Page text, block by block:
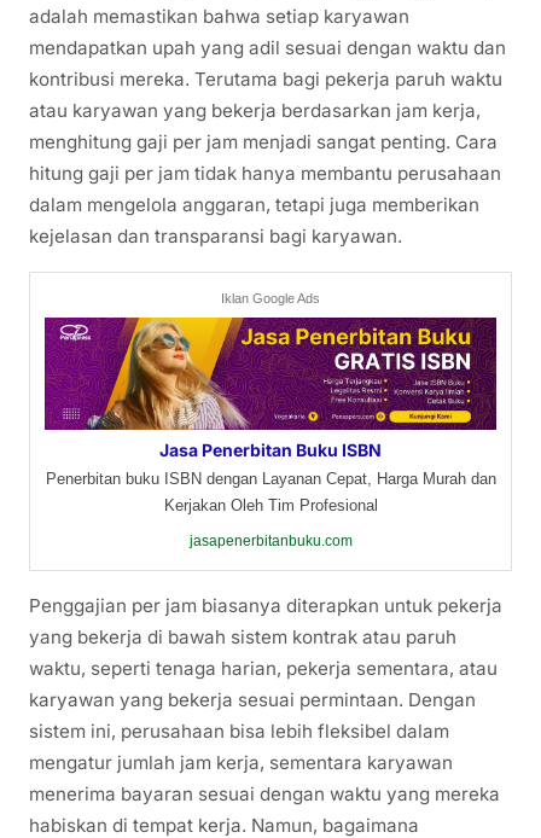
adalah memastikan bahwa setiap karyawan
mendapatkan upah yang adil sesuai dengan waktu dan
kontribusi mereka. Terutama bagi pekerja paruh waktu
atau karyawan yang bekerja berdasarkan jam kerja,
menghitung gaji per jam menjadi sangat penting. Cara
hitung gaji per jam tidak hanya membantu perusahaan
dalam mengelola anggaran, tetapi juga memberikan
kejelasan dan transparansi bagi karyawan.
Iklan Google Ads
Jasa Penerbitan Buku ISBN
Penerbitan buku ISBN dengan Layanan Cepat, Harga Murah dan
Kerjakan Oleh Tim Profesional
jasapenerbitanbuku.com
Penggajian per jam biasanya diterapkan untuk pekerja
yang bekerja di bawah sistem kontrak atau paruh
waktu, seperti tenaga harian, pekerja sementara, atau
karyawan yang bekerja sesuai permintaan. Dengan
sistem ini, perusahaan bisa lebih fleksibel dalam
mengatur jumlah jam kerja, sementara karyawan
menerima bayaran sesuai dengan waktu yang mereka
habiskan di tempat kerja. Namun, bagaimana